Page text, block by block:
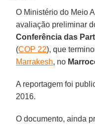
O Ministério do Meio
avaliação preliminar
Conferência das
(COP 22), que
Marrakesh, no
A reportagem foi
2016.
O documento, ainda